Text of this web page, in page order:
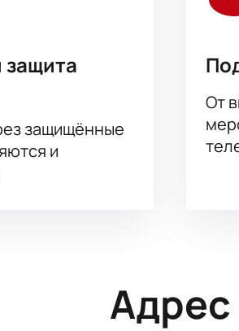
защита
защищённые
и
От
Адрес